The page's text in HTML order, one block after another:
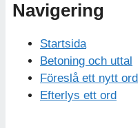
Navigering
Startsida
Betoning och uttal
Föreslå ett nytt ord
Efterlys ett ord